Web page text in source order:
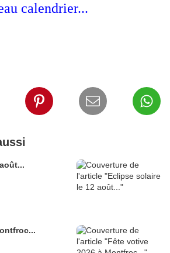
calendrier...